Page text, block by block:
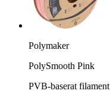
Polymaker
PolySmooth Pink
PVB-baserat